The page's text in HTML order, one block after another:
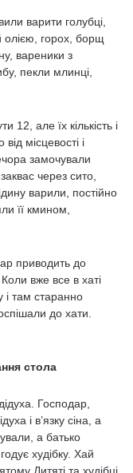
варити голубці,
олією, горох, борщ
вареники з
пекли млинці,
12, але їх кількість і
місцевості і
замочували
через сито,
варили, постійно
її кмином,
приводить до
вже все в хаті
і там старанно
до хати.
стола
Господар,
і в’язку сіна, а
а батько
худібку. Хай